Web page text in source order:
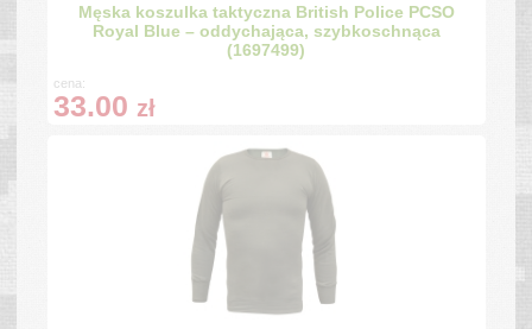
Męska koszulka taktyczna British Police PCSO
Royal Blue – oddychająca, szybkoschnąca
(1697499)
cena:
33.00 zł